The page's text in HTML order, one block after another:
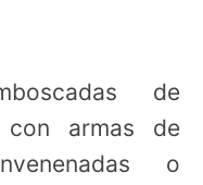
de
con armas de
o